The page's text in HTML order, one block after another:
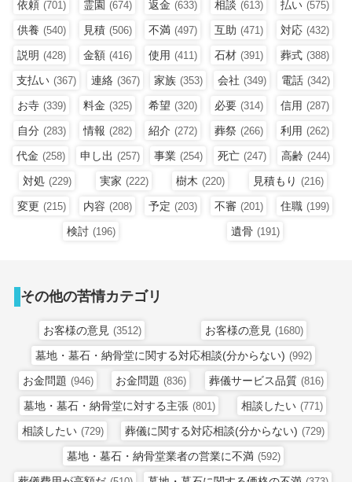
依頼 (701) 霊園 (674) 返金 (633) 相談 (613) 払い (575)
供養 (540) 見積 (506) 不満 (497) 互助 (471) 対応 (432)
説明 (428) 金額 (416) 使用 (411) 石材 (391) 葬式 (388)
支払い (367) 連絡 (367) 家族 (353) 会社 (349) 電話 (342)
お寺 (339) 料金 (325) 希望 (320) 必要 (314) 信用 (287)
自分 (283) 情報 (282) 紹介 (272) 葬祭 (266) 利用 (262)
代金 (258) 申し出 (257) 事業 (254) 死亡 (247) 高齢 (244)
対処 (229) 実家 (222) 樹木 (220) 見積もり (216)
変更 (215) 内容 (208) 予定 (203) 不審 (201) 住職 (199)
検討 (196) 遺骨 (191)
その他の苦情カテゴリ
お客様の意見 (3512) お客様の意見 (1680)
墓地・墓石・納骨堂に関する対応相談(分からない) (992)
お金問題 (946) お金問題 (836) 葬儀サービス品質 (816)
墓地・墓石・納骨堂に対する主張 (801) 相談したい (771)
相談したい (729) 葬儀に関する対応相談(分からない) (729)
墓地・墓石・納骨堂業者の営業に不満 (592)